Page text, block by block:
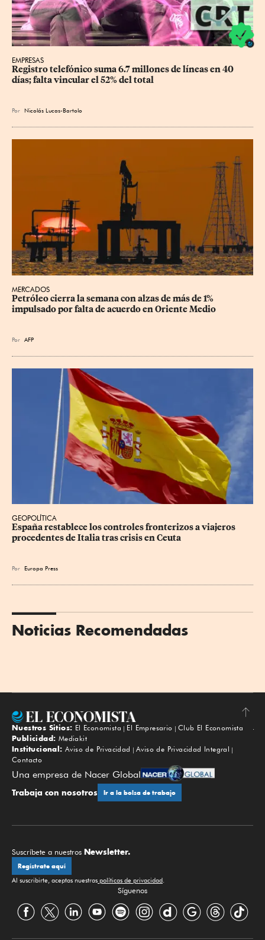
EMPRESAS
Registro telefónico suma 6.7 millones de líneas en 40
días; falta vincular el 52% del total
Por Nicolás Lucas-Bartolo
MERCADOS
Petróleo cierra la semana con alzas de más de 1%
impulsado por falta de acuerdo en Oriente Medio
Por AFP
GEOPOLÍTICA
España restablece los controles fronterizos a viajeros
procedentes de Italia tras crisis en Ceuta
Por Europa Press
Noticias Recomendadas
Subir
Nuestros Sitios: El Economista El Empresario
Club El Economista
Publicidad: Mediakit
Institucional: Aviso de Privacidad
Aviso de Privacidad Integral
Contacto
Una empresa de Nacer Global
Trabaja con nosotros Ir a la bolsa de trabajo
Suscríbete a nuestros Newsletter.
Regístrate aquí
Al suscribirte, aceptas nuestras políticas de privacidad.
Síguenos